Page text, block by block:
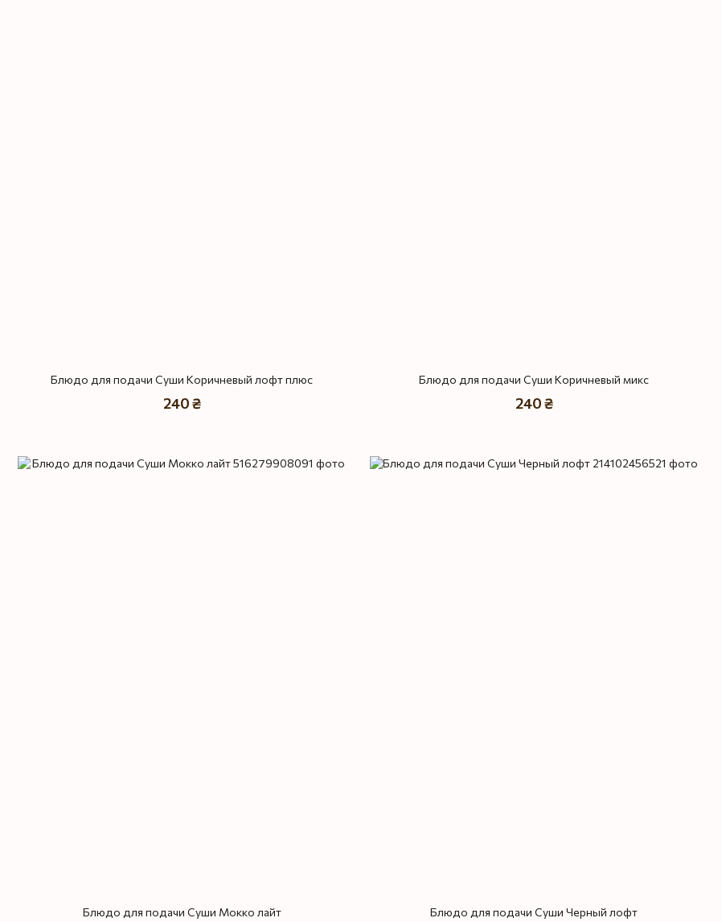
Блюдо для подачи Суши Коричневый лофт плюс
240 ₴
Блюдо для подачи Суши Коричневый микс
240 ₴
Блюдо для подачи Суши Мокко лайт Блюдо для подачи Суши Черный лофт